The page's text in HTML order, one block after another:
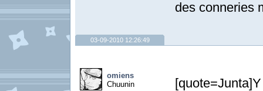
des conneries
03-09-2010 12:26:49
omiens
Chuunin